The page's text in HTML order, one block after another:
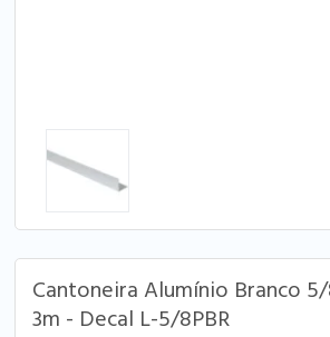
Cantoneira Alumínio Branco
3m - Decal L-5/8PBR